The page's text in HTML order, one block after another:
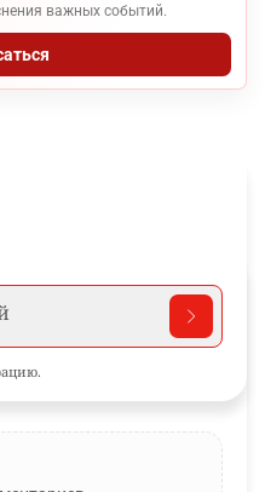
важных событий.